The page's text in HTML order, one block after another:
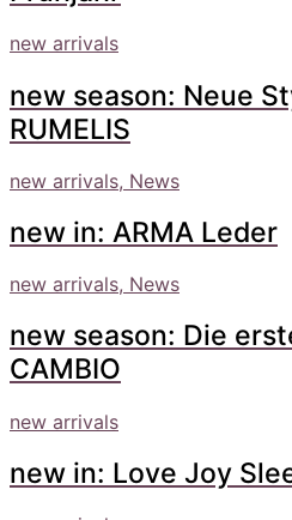
new arrivals
new season: Neue
RUMELIS
new arrivals, News
new in: ARMA Leder
new arrivals, News
new season: Die
CAMBIO
new arrivals
new in: Love Joy